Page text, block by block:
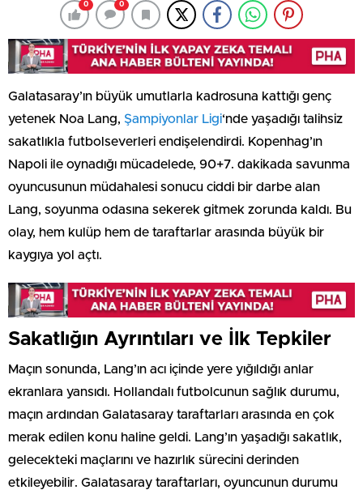
0 0
Galatasaray’ın büyük umutlarla kadrosuna kattığı genç
yetenek Noa Lang, Şampiyonlar Ligi‘nde yaşadığı talihsiz
sakatlıkla futbolseverleri endişelendirdi. Kopenhag’ın
Napoli ile oynadığı mücadelede, 90+7. dakikada savunma
oyuncusunun müdahalesi sonucu ciddi bir darbe alan
Lang, soyunma odasına sekerek gitmek zorunda kaldı. Bu
olay, hem kulüp hem de taraftarlar arasında büyük bir
kaygıya yol açtı.
Sakatlığın Ayrıntıları ve İlk Tepkiler
Maçın sonunda, Lang’ın acı içinde yere yığıldığı anlar
ekranlara yansıdı. Hollandalı futbolcunun sağlık durumu,
maçın ardından Galatasaray taraftarları arasında en çok
merak edilen konu haline geldi. Lang’ın yaşadığı sakatlık,
gelecekteki maçlarını ve hazırlık sürecini derinden
etkileyebilir. Galatasaray taraftarları, oyuncunun durumu